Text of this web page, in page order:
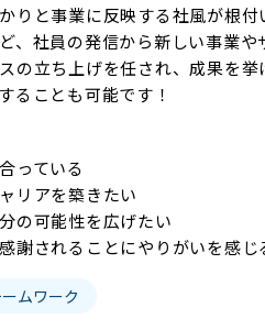
りと事業に反映する社風が根
、社員の発信から新しい事業や
の立ち上げを任され、成果を
ることも可能です！
っている
リアを築きたい
の可能性を広げたい
謝されることにやりがいを感じ
ムワーク